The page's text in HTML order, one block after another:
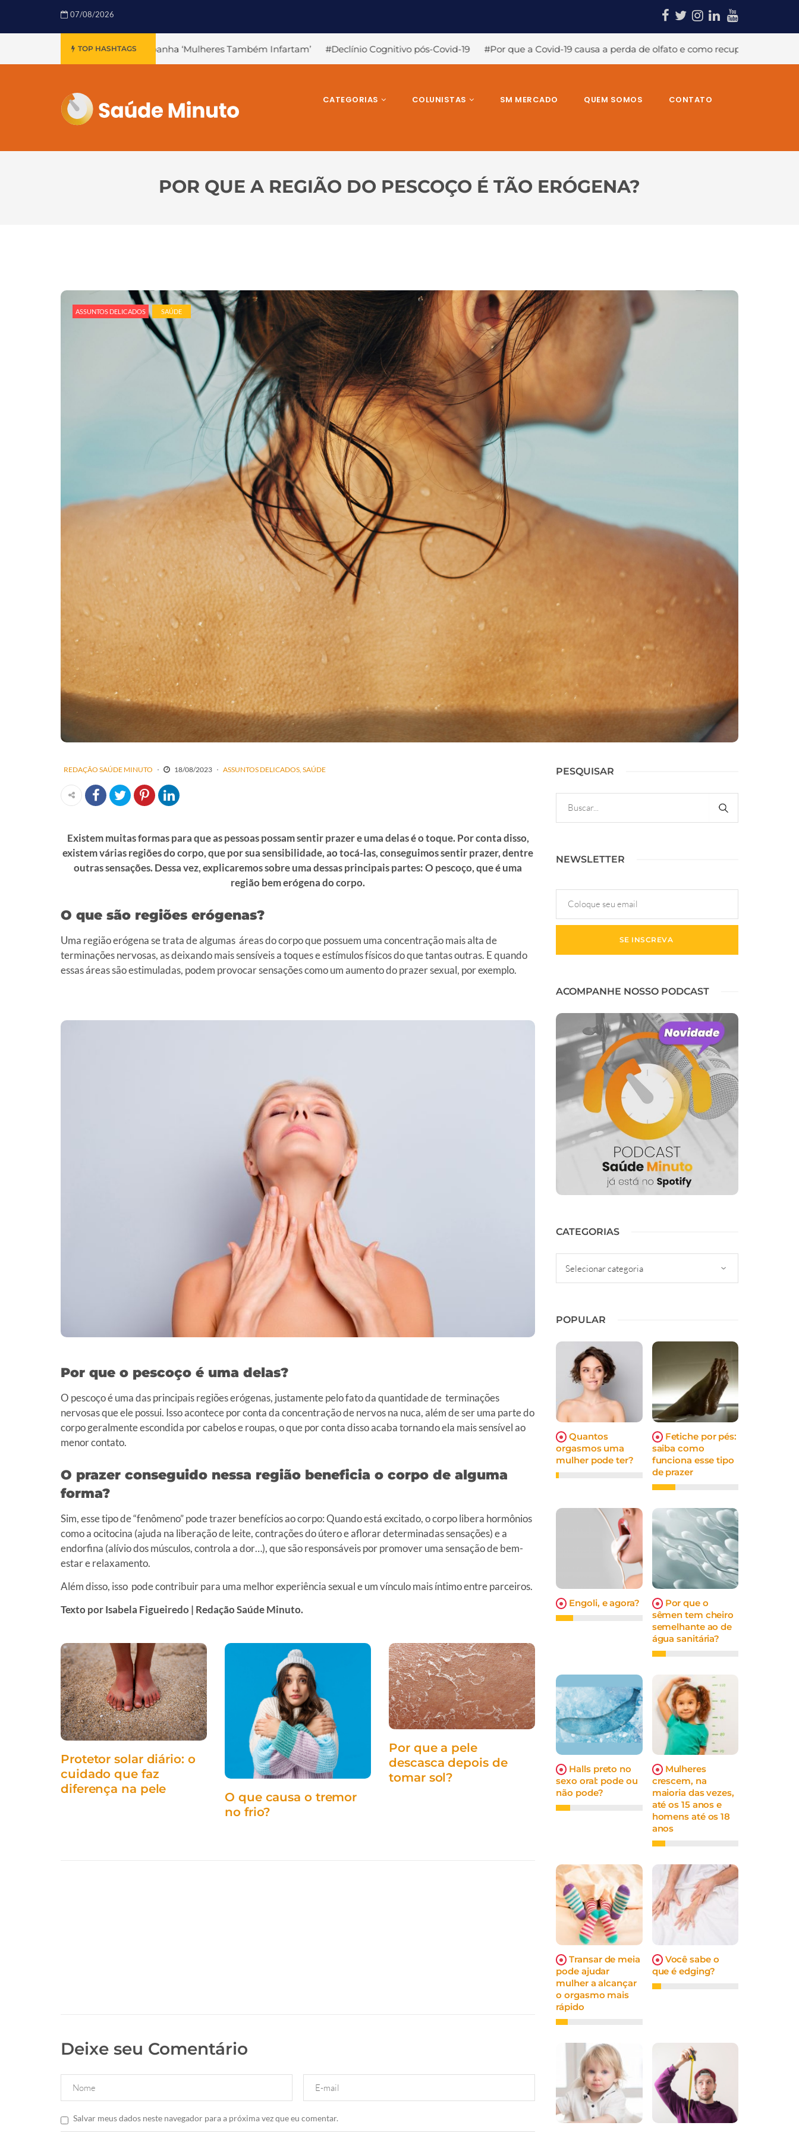
07/08/2026
TOP HASHTAGS
‘Mulheres Também Infartam’ #Declínio Cognitivo pós-Covid-19 #Por que a Covid-19 causa a perda de olfato e como recuperá-lo? #A temida dor no ombro e suas
CATEGORIAS COLUNISTAS SM MERCADO QUEM SOMOS CONTATO
POR QUE A REGIÃO DO PESCOÇO É TÃO ERÓGENA?
ASSUNTOS DELICADOS SAÚDE
REDAÇÃO SAÚDE MINUTO 18/08/2023 ASSUNTOS DELICADOS SAÚDE
Existem muitas formas para que as pessoas possam sentir prazer e uma delas é o toque. Por conta disso,
existem várias regiões do corpo, que por sua sensibilidade, ao tocá-las, conseguimos sentir prazer, dentre
outras sensações. Dessa vez, explicaremos sobre uma dessas principais partes: O pescoço, que é uma
região bem erógena do corpo.
O que são regiões erógenas?
Uma região erógena se trata de algumas áreas do corpo que possuem uma concentração mais alta de
terminações nervosas, as deixando mais sensíveis a toques e estímulos físicos do que tantas outras. E quando
essas áreas são estimuladas, podem provocar sensações como um aumento do prazer sexual, por exemplo.
Por que o pescoço é uma delas?
O pescoço é uma das principais regiões erógenas, justamente pelo fato da quantidade de terminações
nervosas que ele possui. Isso acontece por conta da concentração de nervos na nuca, além de ser uma parte do
corpo geralmente escondida por cabelos e roupas, o que por conta disso acaba tornando ela mais sensível ao
menor contato.
O prazer conseguido nessa região beneficia o corpo de alguma
forma?
Sim, esse tipo de “fenômeno” pode trazer benefícios ao corpo: Quando está excitado, o corpo libera hormônios
como a ocitocina (ajuda na liberação de leite, contrações do útero e aflorar determinadas sensações) e a
endorfina (alívio dos músculos, controla a dor…), que são responsáveis por promover uma sensação de bem-
estar e relaxamento.
Além disso, isso pode contribuir para uma melhor experiência sexual e um vínculo mais íntimo entre parceiros.
Texto por Isabela Figueiredo | Redação Saúde Minuto.
Protetor solar diário: o
cuidado que faz
diferença na pele
O que causa o tremor
no frio?
Por que a pele
descasca depois de
tomar sol?
Deixe seu Comentário
Salvar meus dados neste navegador para a próxima vez que eu comentar.
PESQUISAR
NEWSLETTER
ACOMPANHE NOSSO PODCAST
CATEGORIAS
POPULAR
Quantos
orgasmos uma
mulher pode ter?
Fetiche por pés:
saiba como
funciona esse tipo
de prazer
Engoli, e agora?
Por que o
sêmen tem cheiro
semelhante ao de
água sanitária?
Halls preto no
sexo oral: pode ou
não pode?
Mulheres
crescem, na
maioria das vezes,
até os 15 anos e
homens até os 18
anos
Transar de meia
pode ajudar
mulher a alcançar
o orgasmo mais
rápido
Você sabe o
que é edging?